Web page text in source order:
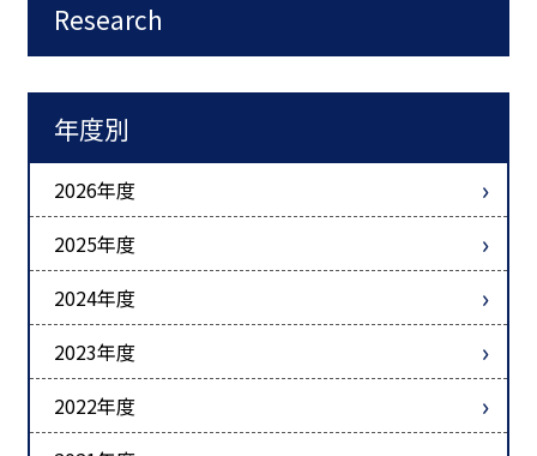
Research
年度別
2026年度
2025年度
2024年度
2023年度
2022年度